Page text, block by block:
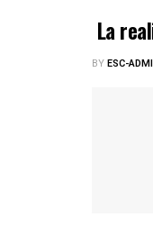
La
BYESC-